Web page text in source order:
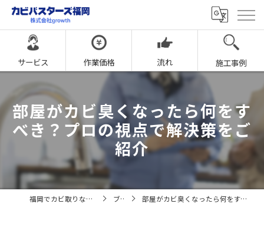
サービス 作業価格 流れ 施工事例
部屋がカビ臭くなったら何をす
べき？プロの視点で解決策をご
紹介
福岡でカビ取りならカビバスターズ福岡 ブログ 部屋がカビ臭くなったら何をすべき？プロの視点で解決策をご紹介